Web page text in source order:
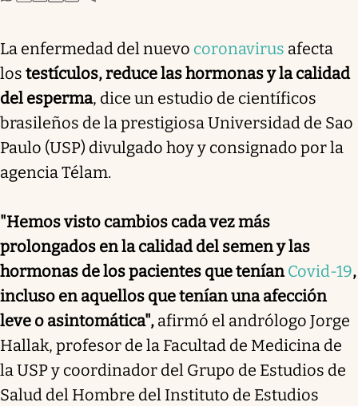
La enfermedad del nuevo coronavirus afecta
los testículos, reduce las hormonas y la calidad
del esperma, dice un estudio de científicos
brasileños de la prestigiosa Universidad de Sao
Paulo (USP) divulgado hoy y consignado por la
agencia Télam.
"Hemos visto cambios cada vez más
prolongados en la calidad del semen y las
hormonas de los pacientes que teníanCovid-19,
incluso en aquellos que tenían una afección
leve o asintomática", afirmó el andrólogo Jorge
Hallak, profesor de la Facultad de Medicina de
la USP y coordinador del Grupo de Estudios de
Salud del Hombre del Instituto de Estudios